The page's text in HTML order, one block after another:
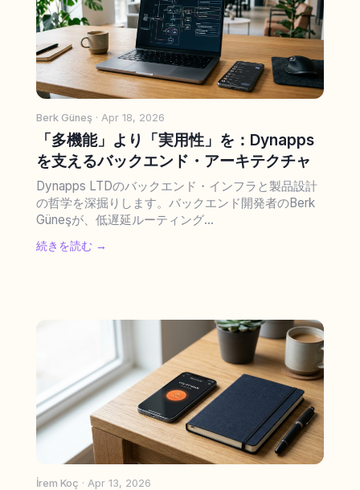
Berk Güneş · Apr 18, 2026
「多機能」より「実用性」を：Dynapps
を支えるバックエンド・アーキテクチャ
Dynapps LTDのバックエンド・インフラと製品設計
の哲学を深掘りします。バックエンド開発者のBerk
Güneşが、低遅延ルーティング...
続きを読む →
İrem Koç · Apr 13, 2026